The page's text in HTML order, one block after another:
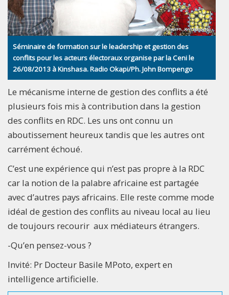
Séminaire de formation sur le leadership et gestion des
conflits pour les acteurs électoraux organise par la Ceni le
26/08/2013 à Kinshasa. Radio Okapi/Ph. John Bompengo
Le mécanisme interne de gestion des conflits a été
plusieurs fois mis à contribution dans la gestion
des conflits en RDC. Les uns ont connu un
aboutissement heureux tandis que les autres ont
carrément échoué.
C’est une expérience qui n’est pas propre à la RDC
car la notion de la palabre africaine est partagée
avec d’autres pays africains. Elle reste comme mode
idéal de gestion des conflits au niveau local au lieu
de toujours recourir aux médiateurs étrangers.
-Qu’en pensez-vous ?
Invité: Pr Docteur Basile MPoto, expert en
intelligence artificielle.